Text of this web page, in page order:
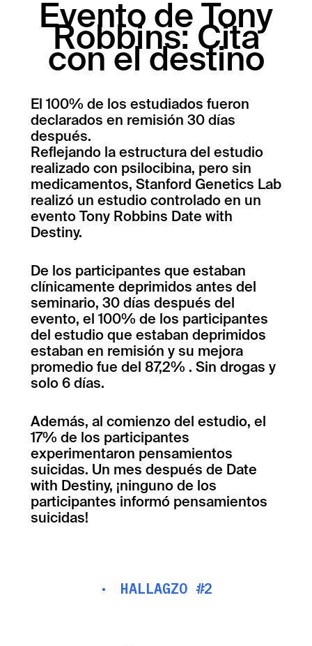
Evento de Tony
Robbins: Cita
con el destino
El 100% de los estudiados fueron
declarados en remisión 30 días
después.
Reflejando la estructura del estudio
realizado con psilocibina, pero sin
medicamentos, Stanford Genetics Lab
realizó un estudio controlado en un
evento Tony Robbins Date with
Destiny.
De los participantes que estaban
clínicamente deprimidos antes del
seminario, 30 días después del
evento, el 100% de los participantes
del estudio que estaban deprimidos
estaban en remisión y su mejora
promedio fue del 87,2% . Sin drogas y
solo 6 días.
Además, al comienzo del estudio, el
17% de los participantes
experimentaron pensamientos
suicidas. Un mes después de Date
with Destiny, ¡ninguno de los
participantes informó pensamientos
suicidas!
· HALLAGZO #2